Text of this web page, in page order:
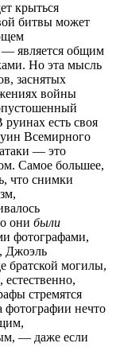
крыться
битвы может
— является общим
Но эта мысль
заснятых
войны
есть своя
Всемирного
— это
Самое большее,
что снимки
они были
фотографами,
Джоэль
братской могилы,
стремятся
фотографии нечто
— даже если